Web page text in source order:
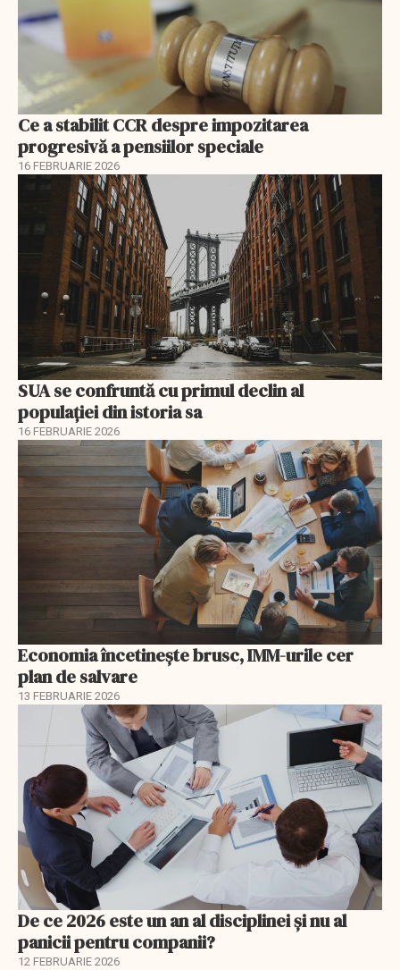
Ce a stabilit CCR despre impozitarea
progresivă a pensiilor speciale
16 FEBRUARIE 2026
SUA se confruntă cu primul declin al
populației din istoria sa
16 FEBRUARIE 2026
Economia încetinește brusc, IMM-urile cer
plan de salvare
13 FEBRUARIE 2026
De ce 2026 este un an al disciplinei și nu al
panicii pentru companii?
12 FEBRUARIE 2026